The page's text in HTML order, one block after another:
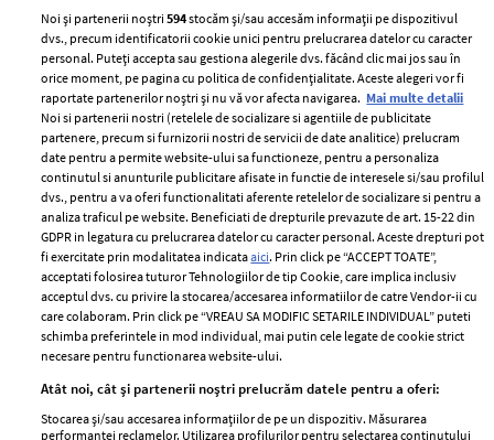
ELLE Style Awards
2024
Despre ELLE
Romania
Contact
Abonamente
Termeni si conditii
Politica de
confidențialitate
Politica de cookies
Publicitate
GSP
femei
Viva
Noi și partenerii noștri594stocăm și/sau accesăm informații pe dispozitivul
dvs., precum identificatorii cookie unici pentru prelucrarea datelor cu caracter
personal. Puteți accepta sau gestiona alegerile dvs. făcând clic mai jos sau în
orice moment, pe pagina cu politica de confidențialitate. Aceste alegeri vor fi
raportate partenerilor noștri și nu vă vor afecta navigarea. Mai multe detalii
Noi si partenerii nostri (retelele de socializare si agentiile de publicitate
partenere, precum si furnizorii nostri de servicii de date analitice) prelucram
date pentru a permite website-ului sa functioneze, pentru a personaliza
continutul si anunturile publicitare afisate in functie de interesele si/sau profilul
dvs., pentru a va oferi functionalitati aferente retelelor de socializare si pentru a
analiza traficul pe website. Beneficiati de drepturile prevazute de art. 15-22 din
GDPR in legatura cu prelucrarea datelor cu caracter personal. Aceste drepturi pot
fi exercitate prin modalitatea indicataaici. Prin click pe “ACCEPT TOATE”,
acceptati folosirea tuturor Tehnologiilor de tip Cookie, care implica inclusiv
acceptul dvs. cu privire la stocarea/accesarea informatiilor de catre Vendor-ii cu
care colaboram. Prin click pe “VREAU SA MODIFIC SETARILE INDIVIDUAL” puteti
schimba preferintele in mod individual, mai putin cele legate de cookie strict
necesare pentru functionarea website-ului.
Atât noi, cât și partenerii noștri prelucrăm datele pentru a oferi:
Stocarea și/sau accesarea informațiilor de pe un dispozitiv. Măsurarea
performanței reclamelor. Utilizarea profilurilor pentru selectarea conținutului